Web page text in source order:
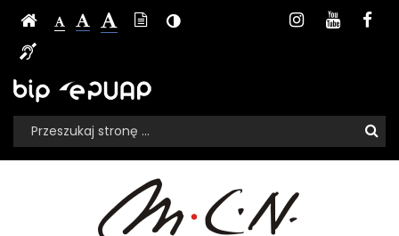
Letnie,
niedzielne
popołudnia
z
poezją
Norwida
Ustawienia
strony
Strona
Czcionka,
jej
stronie:
Czcionka
WersjaKontrast
Informacja
niesłyszących
MediaInstagram
Sklep,
BIP,
e-
Biuletyn
Informacji
Publicznej
EPUAP
Wyszukiwarka
Formularz
wyszukiwania
Wyszukiwana
fraza: